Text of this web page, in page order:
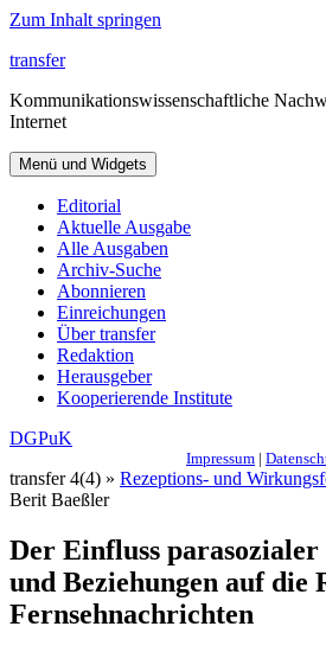
Zum Inhalt springen
transfer
Kommunikationswissenschaftliche
Internet
Menü und Widgets
Editorial
Aktuelle Ausgabe
Alle Ausgaben
Archiv-Suche
Abonnieren
Einreichungen
Über transfer
Redaktion
Herausgeber
Kooperierende Institute
DGPuK
Impressum |
transfer 4(4) » Rezeptions- und
Berit Baeßler
Der Einfluss
und Beziehungen auf die
Fernsehnachrichten